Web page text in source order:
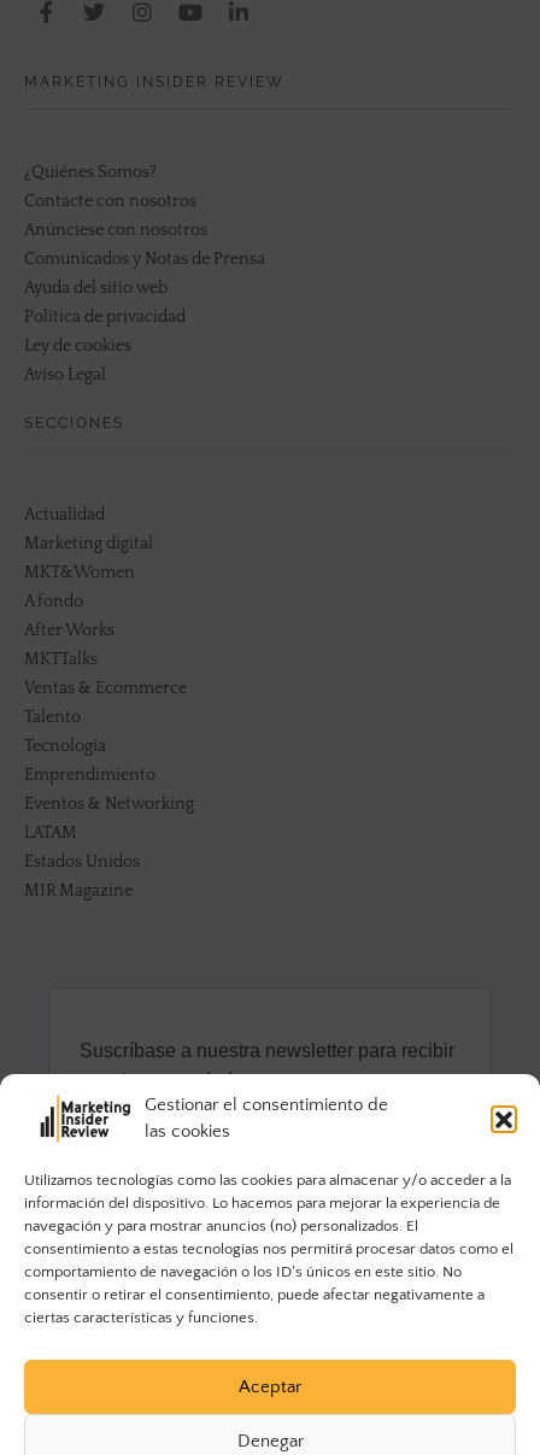
Gestionar el consentimiento de
las cookies
Utilizamos tecnologías como las cookies para almacenar y/o acceder a la
información del dispositivo. Lo hacemos para mejorar la experiencia de
navegación y para mostrar anuncios (no) personalizados. El
consentimiento a estas tecnologías nos permitirá procesar datos como el
comportamiento de navegación o los ID's únicos en este sitio. No
consentir o retirar el consentimiento, puede afectar negativamente a
ciertas características y funciones.
Aceptar
Denegar
MARKETING INSIDER REVIEW
¿Quiénes Somos?
Contacte con nosotros
Anúnciese con nosotros
Comunicados y Notas de Prensa
Ayuda del sitio web
Política de privacidad
Ley de cookies
Aviso Legal
SECCIONES
Actualidad
Marketing digital
MKT&Women
A fondo
After Works
MKTTalks
Ventas & Ecommerce
Talento
Tecnología
Emprendimiento
Eventos & Networking
LATAM
Estados Unidos
MIR Magazine